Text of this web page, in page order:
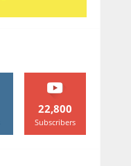
22,800
Subscribers